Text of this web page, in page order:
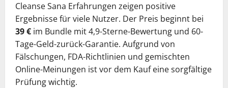
Cleanse Sana Erfahrungen zeigen positive
Ergebnisse für viele Nutzer. Der Preis beginnt bei
39 € im Bundle mit 4,9-Sterne-Bewertung und 60-
Tage-Geld-zurück-Garantie. Aufgrund von
Fälschungen, FDA-Richtlinien und gemischten
Online-Meinungen ist vor dem Kauf eine sorgfältige
Prüfung wichtig.